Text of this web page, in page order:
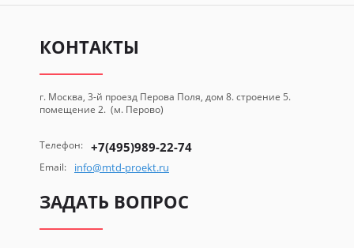
КОНТАКТЫ
г. Москва, 3-й проезд Перова Поля, дом 8. строение 5.
помещение 2. (м. Перово)
Телефон: +7(495)989-22-74
Email: info@mtd-proekt.ru
ЗАДАТЬ ВОПРОС